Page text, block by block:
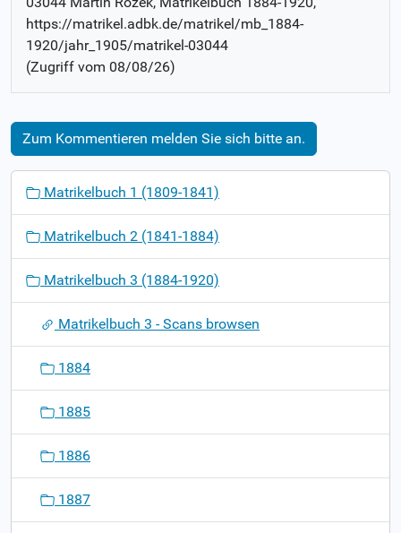
https://matrikel.adbk.de/matrikel/mb_1884-
1920/jahr_1905/matrikel-03044
(Zugriff vom 08/08/26)
Zum Kommentieren melden Sie sich bitte an.
o
Matrikelbuch 1 (1809-1841)
Matrikelbuch 2 (1841-1884)
Matrikelbuch 3 (1884-1920)
Matrikelbuch 3 - Scans browsen
1884
1885
1886
1887